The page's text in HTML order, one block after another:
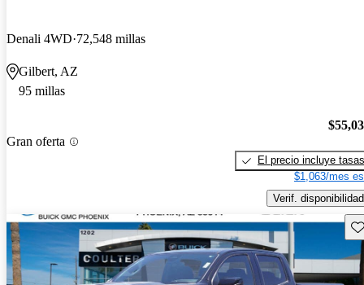
Denali 4WD 72,548 millas
Gilbert, AZ
95 millas
Gran oferta
El precio incluye tasas
$1,063/mes
Verif. disponibilidad